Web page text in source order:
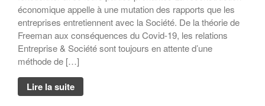
économique appelle à une mutation des rapports que les
entreprises entretiennent avec la Société. De la théorie de
Freeman aux conséquences du Covid-19, les relations
Entreprise & Société sont toujours en attente d’une
méthode de […]
Lire la suite